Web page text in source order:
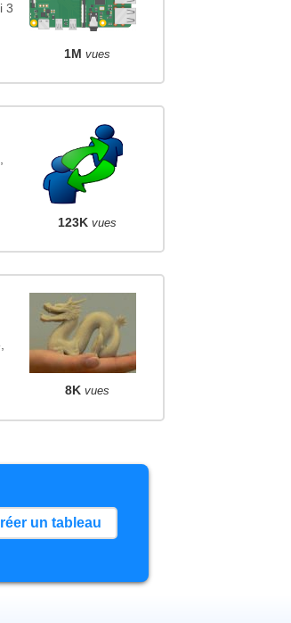
3
1M vues
123K vues
8K vues
un tableau